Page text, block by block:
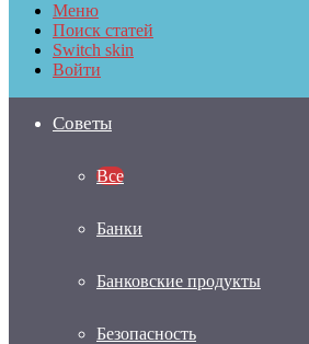
Меню
Поиск статей
Switch skin
Войти
Советы
Все
Банки
Банковские продукты
Безопасность